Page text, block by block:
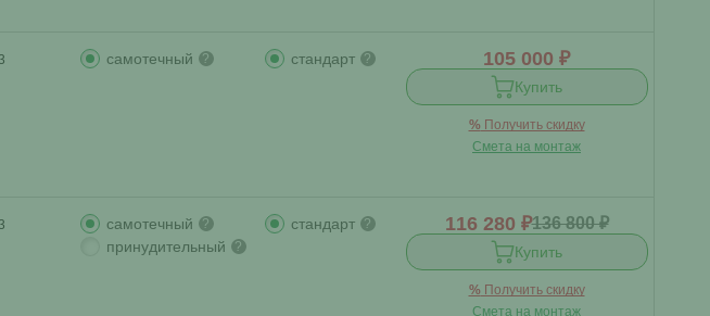
3 самотечный ? стандарт ? 105 000 ₽
Купить
% Получить скидку
Смета на монтаж
3 самотечный ?
принудительный ?
стандарт ? 116 280 ₽136 800 ₽
Купить
% Получить скидку
Смета на монтаж